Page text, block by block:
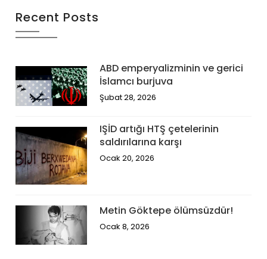
Recent Posts
ABD emperyalizminin ve gerici
İslamcı burjuva
Şubat 28, 2026
IŞİD artığı HTŞ çetelerinin
saldırılarına karşı
Ocak 20, 2026
Metin Göktepe ölümsüzdür!
Ocak 8, 2026